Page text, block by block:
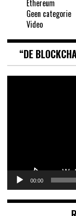
Ethereum
Geen categorie
Video
“DE
00:00